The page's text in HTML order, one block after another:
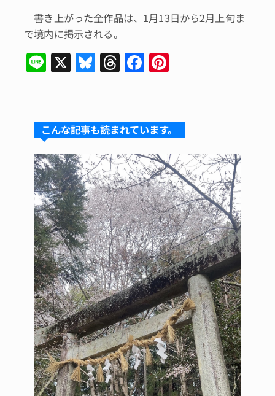
書き上がった全作品は、1月13日から2月上旬ま
で境内に掲示される。
Li
n
X Bl
u
s
k
y
T
hr
a
d
s
F
a
e
b
o
o
k
re
st
こんな記事も読まれています。